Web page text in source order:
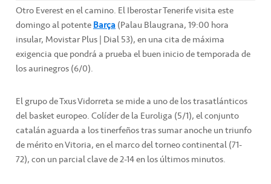
Otro Everest en el camino. El Iberostar Tenerife visita este
domingo al potenteBarça(Palau Blaugrana, 19:00 hora
insular, Movistar Plus | Dial 53), en una cita de máxima
exigencia que pondrá a prueba el buen inicio de temporada de
los aurinegros (6/0).
El grupo de Txus Vidorreta se mide a uno de los trasatlánticos
del basket europeo. Colíder de la Euroliga (5/1), el conjunto
catalán aguarda a los tinerfeños tras sumar anoche un triunfo
de mérito en Vitoria, en el marco del torneo continental (71-
72), con un parcial clave de 2-14 en los últimos minutos.